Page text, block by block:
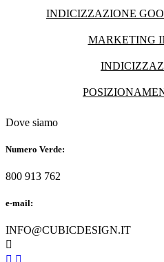
INDICIZZAZIONE
MARKETING
Dove siamo
Numero Verde:
800 913 762
e-mail:
INFO@CUBICDESIGN.IT
